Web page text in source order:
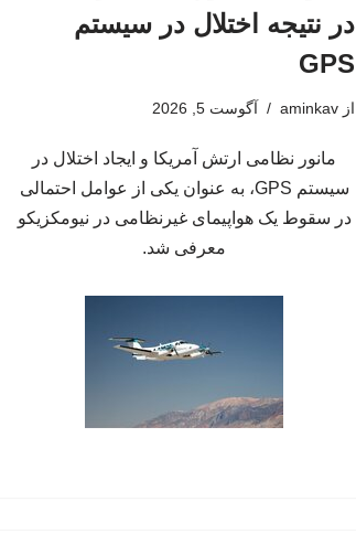
در نتیجه اختلال در سیستم‌
GPS
از aminkav آگوست 5, 2026
مانور نظامی ارتش آمریکا و ایجاد اختلال در
سیستم‌ GPS، به عنوان یکی از عوامل احتمالی
در سقوط یک هواپیمای غیرنظامی در نیومکزیکو
معرفی شد.